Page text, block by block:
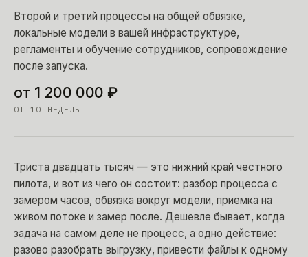
Второй и третий процессы на общей обвязке,
локальные модели в вашей инфраструктуре,
регламенты и обучение сотрудников, сопровождение
после запуска.
от 1 200 000 ₽
ОТ 10 НЕДЕЛЬ
Триста двадцать тысяч — это нижний край честного
пилота, и вот из чего он состоит: разбор процесса с
замером часов, обвязка вокруг модели, приемка на
живом потоке и замер после. Дешевле бывает, когда
задача на самом деле не процесс, а одно действие:
разово разобрать выгрузку, привести файлы к одному